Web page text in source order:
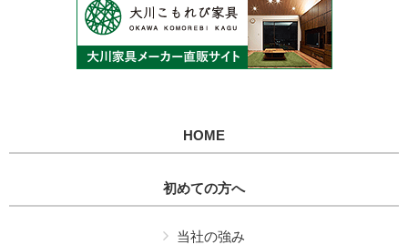
HOME
初めての方へ
当社の強み